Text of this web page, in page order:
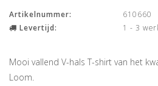
Artikelnummer:
610660
Levertijd:
1 - 3
Mooi vallend V-hals T-shirt van het
Loom.